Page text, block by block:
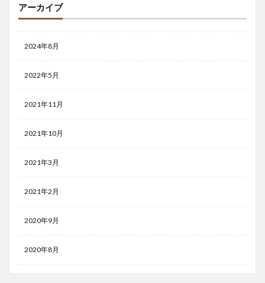
アーカイブ
2024年8月
2022年5月
2021年11月
2021年10月
2021年3月
2021年2月
2020年9月
2020年8月